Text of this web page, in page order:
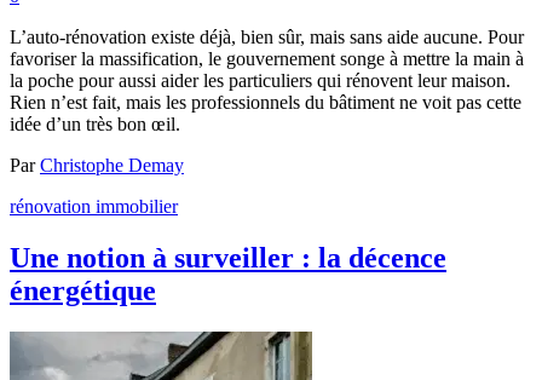
L’auto-rénovation existe déjà, bien sûr, mais sans aide aucune. Pour
favoriser la massification, le gouvernement songe à mettre la main à
la poche pour aussi aider les particuliers qui rénovent leur maison.
Rien n’est fait, mais les professionnels du bâtiment ne voit pas cette
idée d’un très bon œil.
ParChristophe Demay
rénovation immobilier
Une notion à surveiller : la décence
énergétique